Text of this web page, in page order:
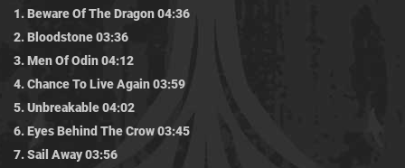
Beware Of The Dragon 04:36
Bloodstone 03:36
Men Of Odin 04:12
Chance To Live Again 03:59
Unbreakable 04:02
Eyes Behind The Crow 03:45
Sail Away 03:56